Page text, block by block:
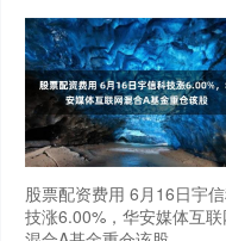
股票配资费用 6月16日宇
技涨6.00%，华安媒体互联